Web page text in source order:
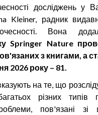
досліджень у
Kleiner, радник
Вона
Springer Nature
з книгами, а
2026 року – 81.
на те, що
різних типів
пов'язані зі